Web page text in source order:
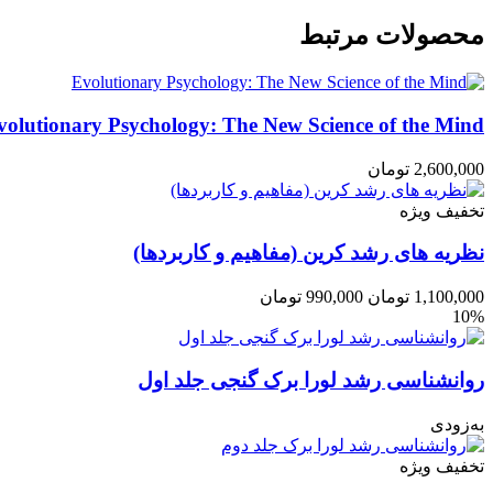
محصولات مرتبط
Psychology: The New Science of the Mind
2,600,000 تومان
تخفیف ویژه
نظریه های رشد کرین (مفاهیم و کاربردها)
1,100,000 تومان 990,000 تومان
10%
روانشناسی رشد لورا برک گنجی جلد اول
به‌زودی
تخفیف ویژه